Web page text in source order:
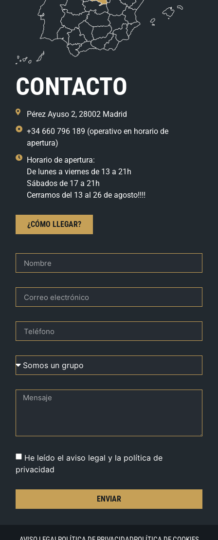
CONTACTO
Pérez Ayuso 2, 28002 Madrid
+34 660 796 189 (operativo en horario de
apertura)
Horario de apertura:
De lunes a viernes de 13 a 21h
Sábados de 17 a 21h
Cerramos del 13 al 26 de agosto!!!!
¿CÓMO LLEGAR?
He leído el aviso legal y la política de
privacidad
ENVIAR